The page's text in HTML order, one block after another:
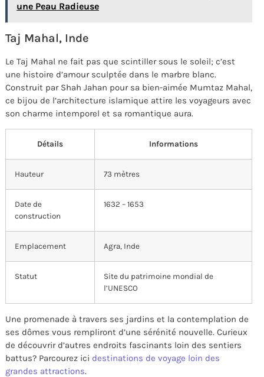
une Peau Radieuse
Taj Mahal, Inde
Le Taj Mahal ne fait pas que scintiller sous le soleil; c’est
une histoire d’amour sculptée dans le marbre blanc.
Construit par Shah Jahan pour sa bien-aimée Mumtaz Mahal,
ce bijou de l’architecture islamique attire les voyageurs avec
son charme intemporel et sa romantique aura.
Détails Informations
Hauteur 73 mètres
Date de
construction
1632 – 1653
Emplacement Agra, Inde
Statut
Site du patrimoine mondial de
l’UNESCO
Une promenade à travers ses jardins et la contemplation de
ses dômes vous rempliront d’une sérénité nouvelle. Curieux
de découvrir d’autres endroits fascinants loin des sentiers
battus? Parcourez ici destinations de voyage loin des
grandes attractions.